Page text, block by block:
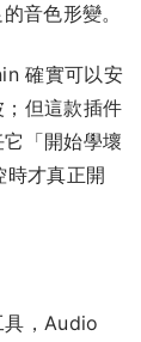
音色形變。
確實可以安
但這款插件
「開始學壞
時才真正開
具，Audio